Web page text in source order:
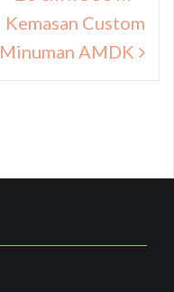
Kemasan Custom
Minuman AMDK